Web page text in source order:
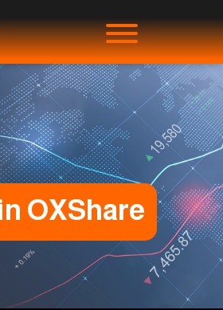
OXShare